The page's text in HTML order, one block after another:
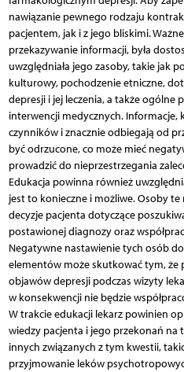
nawiązanie pewnego rodzaju
pacjentem, jak i z jego bliskimi.
przekazywanie informacji, była
uwzględniała jego zasoby, takie jak
kulturowy, pochodzenie etniczne,
depresji i jej leczenia, a także ogólne
interwencji medycznych.
czynników i znacznie odbiegają od
być odrzucone, co może mieć
prowadzić do nieprzestrzegania
Edukacja powinna również
jest to konieczne i możliwe. Osoby
decyzje pacjenta dotyczące
postawionej diagnozy oraz
Negatywne nastawienie tych osób
elementów może skutkować tym, że
objawów depresji podczas wizyty
w konsekwencji nie będzie
W trakcie edukacji lekarz powinien
wiedzy pacjenta i jego przekonań na
innych związanych z tym kwestii,
przyjmowanie leków